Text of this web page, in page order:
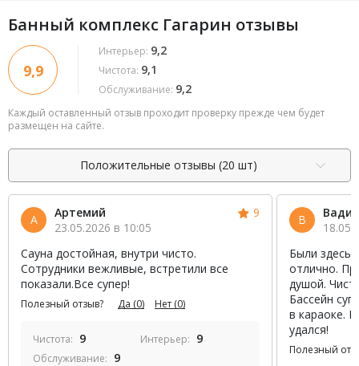
Банный комплекс Гагарин отзывы
9,9
Интерьер: 9,2
Чистота: 9,1
Обслуживание: 9,2
Каждый оставленный отзыв проходит проверку прежде чем будет
размещен на сайте.
Положительные отзывы (20 шт)
А
Артемий
23.05.2026 в 10:05
9
Сауна достойная, внутри чисто.
Сотрудники вежливые, встретили все
показали.Все супер!
Полезный отзыв? Да (0) Нет (0)
Чистота: 9 Интерьер: 9
Обслуживание: 9
В
Были здесь
отлично.
душой.
Бассейн
в караоке.
удался!
Полезный